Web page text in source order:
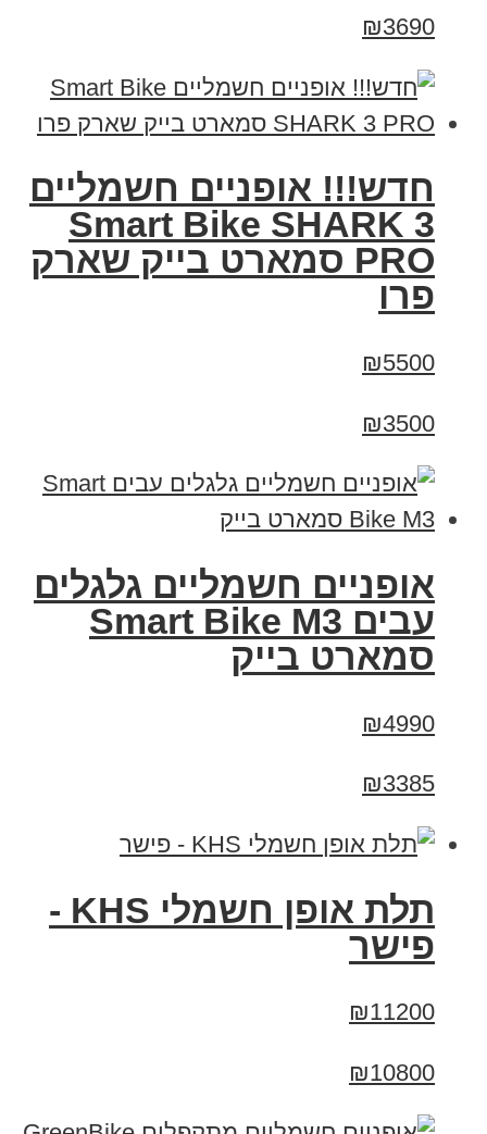
₪3690
חדש!!! אופניים חשמליים
Smart Bike SHARK 3
PRO סמארט בייק שארק
פרו
₪5500
₪3500
אופניים חשמליים גלגלים
עבים Smart Bike M3
סמארט בייק
₪4990
₪3385
תלת אופן חשמלי KHS -
פישר
₪11200
₪10800